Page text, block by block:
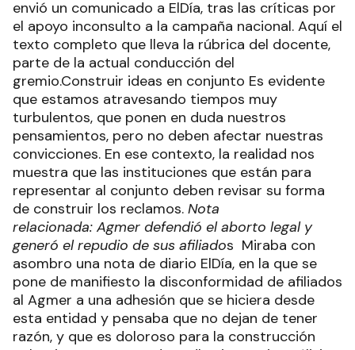
envió un comunicado a ElDía, tras las críticas por
el apoyo inconsulto a la campaña nacional. Aquí el
texto completo que lleva la rúbrica del docente,
parte de la actual conducción del
gremio.Construir ideas en conjunto Es evidente
que estamos atravesando tiempos muy
turbulentos, que ponen en duda nuestros
pensamientos, pero no deben afectar nuestras
convicciones. En ese contexto, la realidad nos
muestra que las instituciones que están para
representar al conjunto deben revisar su forma
de construir los reclamos. Nota
relacionada: Agmer defendió el aborto legal y
generó el repudio de sus afiliados Miraba con
asombro una nota de diario ElDía, en la que se
pone de manifiesto la disconformidad de afiliados
al Agmer a una adhesión que se hiciera desde
esta entidad y pensaba que no dejan de tener
razón, y que es doloroso para la construcción